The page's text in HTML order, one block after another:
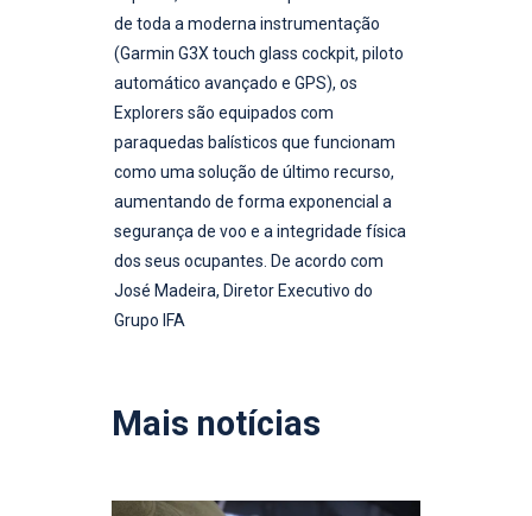
de toda a moderna instrumentação
(Garmin G3X touch glass cockpit, piloto
automático avançado e GPS), os
Explorers são equipados com
paraquedas balísticos que funcionam
como uma solução de último recurso,
aumentando de forma exponencial a
segurança de voo e a integridade física
dos seus ocupantes. De acordo com
José Madeira, Diretor Executivo do
Grupo IFA
Mais notícias